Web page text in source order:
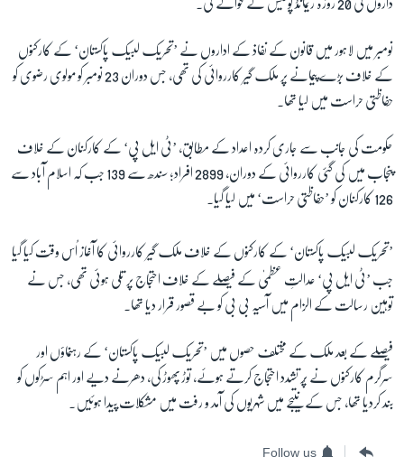
زبان
داروں کی 20 روزہ ریمانڈ پولیس کے حوالے کی۔
نومبر میں لاہور میں قانون کے نفاذ کے اداروں نے ’تحریک لبیک پاکستان‘ کے کارکنوں
کے خلاف بڑے پیمانے پر ملک گیر کارروائی کی تھی، جس دوران 23 نومبر کو مولوی رضوی کو
حفاظتی حراست میں لیا تھا۔
حکومت کی جانب سے جاری کردہ اعداد کے مطابق، ’ٹی ایل پی‘ کے کارکنان کے خلاف
پنجاب میں کی گئی کارروائی کے دوران، 2899 افراد؛ سندھ سے 139 جب کہ اسلام آباد سے
126 کارکنان کو ’حفاظتی حراست‘ میں لیا گیا۔
’تحریک لبیک پاکستان‘ کے کارکنوں کے خلاف ملک گیر کارروائی کا آغاز اُس وقت کیا گیا
جب ’ٹی ایل پی‘ عدالتِ عظمیٰ کے فیصلے کے خلاف احتجاج پر تلی ہوئی تھی، جس نے
توہین رسالت کے الزام میں آسیہ بی بی کو بے قصور قرار دیا تھا۔
فیصلے کے بعد ملک کے مختلف حصوں میں ’تحریک لبیک پاکستان‘ کے رہنماؤں اور
سرگرم کارکنوں نے پُر تشدد احتجاج کرتے ہوئے، توڑ پھوڑ کی، دھرنے دیے اور اہم سڑکوں کو
بند کردیا تھا، جس کے نتیجے میں شہریوں کی آمد و رفت میں مشکلات پیدا ہوئیں۔
Follow us